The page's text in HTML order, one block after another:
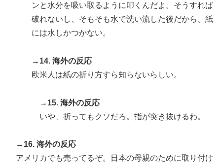
ンと水分を吸い取るように叩くんだよ。そうすれば
破れないし、そもそも水で洗い流した後だから、紙
には水しかつかない。
→14. 海外の反応
欧米人は紙の折り方すら知らないらしい。
→15. 海外の反応
いや、折ってもクソだろ。指が突き抜けるわ。
→16. 海外の反応
アメリカでも売ってるぞ。日本の母親のために取り付け